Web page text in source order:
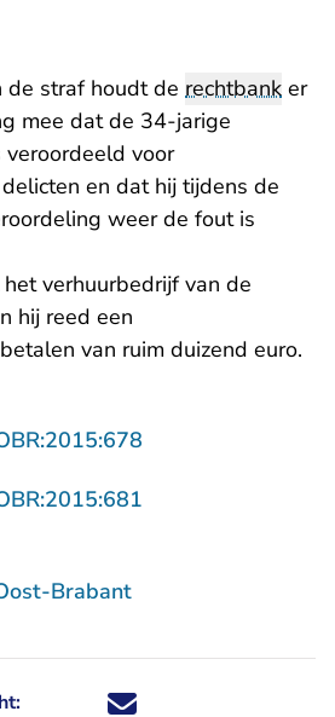
de straf houdt de rechtbank er
mee dat de 34-jarige
voor
en dat hij tijdens de
weer de fout is
verhuurbedrijf van de
hij reed een
van ruim duizend euro.
Brabant
Deel dit nieuwsbericht via X -
Deel dit nieuwsbericht via
Deel dit nieuwsbericht
Deel dit